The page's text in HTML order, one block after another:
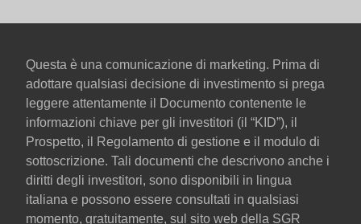
Questa è una comunicazione di marketing. Prima di
adottare qualsiasi decisione di investimento si prega
leggere attentamente il Documento contenente le
informazioni chiave per gli investitori (il “KID”), il
Prospetto, il Regolamento di gestione e il modulo di
sottoscrizione. Tali documenti che descrivono anche i
diritti degli investitori, sono disponibili in lingua
italiana e possono essere consultati in qualsiasi
momento, gratuitamente, sul sito web della SGR